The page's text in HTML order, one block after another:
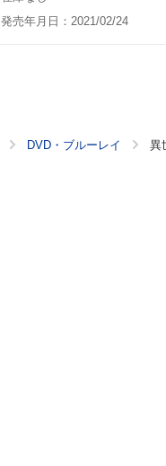
発売年月日：2021/02/24
DVD・ブルーレイ 異